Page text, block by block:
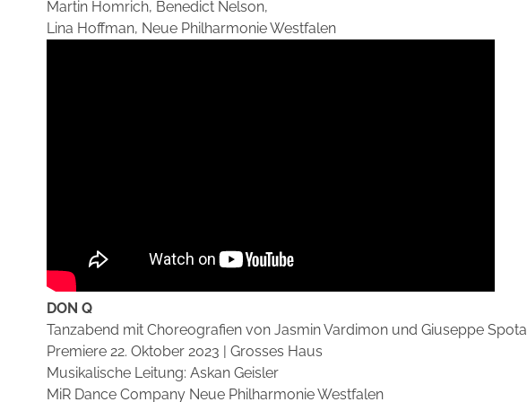
Martin Homrich, Benedict Nelson,
Lina Hoffman, Neue Philharmonie Westfalen
DON Q
Tanzabend mit Choreografien von Jasmin Vardimon und Giuseppe Spota
Premiere 22. Oktober 2023 | Grosses Haus
Musikalische Leitung: Askan Geisler
MiR Dance Company Neue Philharmonie Westfalen